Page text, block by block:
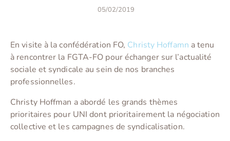
05/02/2019
En visite à la confédération FO, Christy Hoffamn a tenu
à rencontrer la FGTA-FO pour échanger sur l’actualité
sociale et syndicale au sein de nos branches
professionnelles.
Christy Hoffman a abordé les grands thèmes
prioritaires pour UNI dont prioritairement la négociation
collective et les campagnes de syndicalisation.